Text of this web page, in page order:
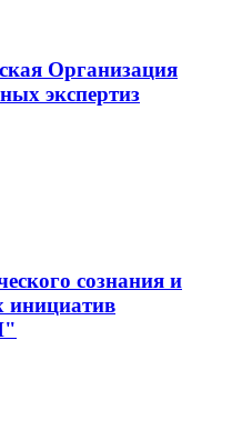
Организация
экспертиз
сознания и
инициатив